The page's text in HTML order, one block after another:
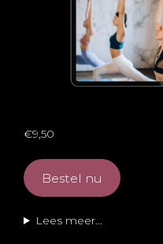
€9,50
Bestel nu
Lees meer…